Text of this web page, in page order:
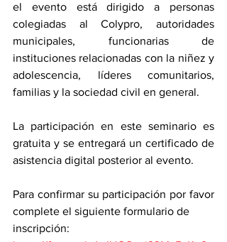
el evento está dirigido a personas
colegiadas al Colypro, autoridades
municipales, funcionarias de
instituciones relacionadas con la niñez y
adolescencia, líderes comunitarios,
familias y la sociedad civil en general.
La participación en este seminario es
gratuita y se entregará un certificado de
asistencia digital posterior al evento.
Para confirmar su participación por favor
complete el siguiente formulario de